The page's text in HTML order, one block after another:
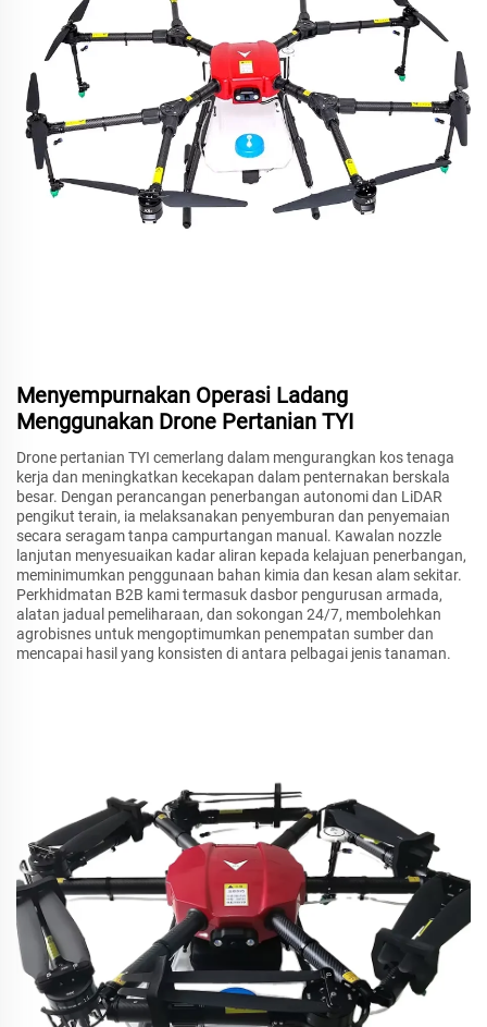
Menyempurnakan Operasi Ladang
Menggunakan Drone Pertanian TYI
Drone pertanian TYI cemerlang dalam mengurangkan kos tenaga
kerja dan meningkatkan kecekapan dalam penternakan berskala
besar. Dengan perancangan penerbangan autonomi dan LiDAR
pengikut terain, ia melaksanakan penyemburan dan penyemaian
secara seragam tanpa campurtangan manual. Kawalan nozzle
lanjutan menyesuaikan kadar aliran kepada kelajuan penerbangan,
meminimumkan penggunaan bahan kimia dan kesan alam sekitar.
Perkhidmatan B2B kami termasuk dasbor pengurusan armada,
alatan jadual pemeliharaan, dan sokongan 24/7, membolehkan
agrobisnes untuk mengoptimumkan penempatan sumber dan
mencapai hasil yang konsisten di antara pelbagai jenis tanaman.